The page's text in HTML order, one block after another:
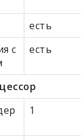
есть
с
есть
1